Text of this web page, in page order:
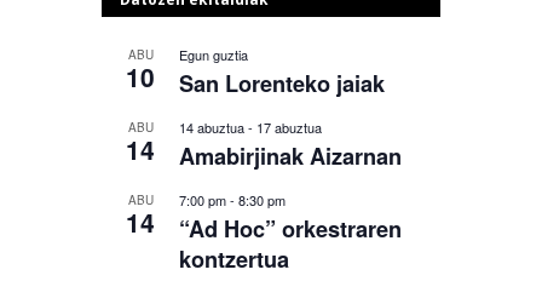
ABU
10
Egun guztia
San Lorenteko jaiak
ABU
14
14 abuztua- 17 abuztua
Amabirjinak Aizarnan
ABU
14
7:00 pm- 8:30 pm
“Ad Hoc” orkestraren
kontzertua